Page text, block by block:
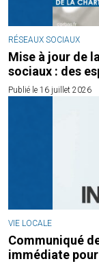
RÉSEAUX SOCIAUX
Mise à jour de
sociaux : des
Publié le 16 juillet 2026
VIE LOCALE
Communiqué
immédiate